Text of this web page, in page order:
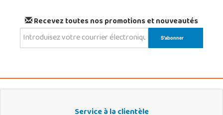
Recevez toutes nos promotions et nouveautés